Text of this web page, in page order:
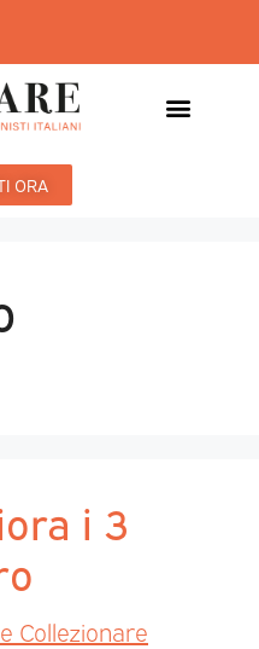
ORA
i 3
Collezionare